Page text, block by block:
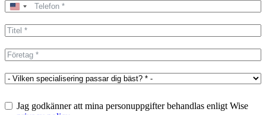
United
+1
Jag godkänner att mina personuppgifter behandlas enligt Wise